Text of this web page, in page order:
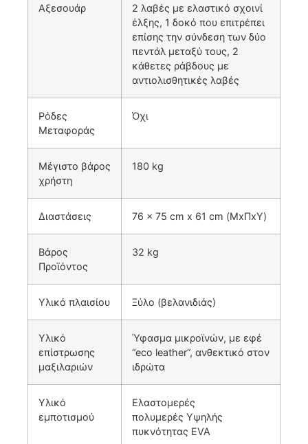
Αξεσουάρ
2 λαβές με ελαστικό σχοινί
έλξης, 1 δοκό που επιτρέπει
επίσης την σύνδεση των δύο
πεντάλ μεταξύ τους, 2
κάθετες ράβδους με
αντιολισθητικές λαβές
Ρόδες
Μεταφοράς
Όχι
Μέγιστο βάρος
χρήστη
180 kg
Διαστάσεις 76 x 75 cm x 61 cm (ΜxΠxΥ)
Βάρος
Προϊόντος
32 kg
Υλικό πλαισίου Ξύλο (βελανιδιάς)
Υλικό
επίστρωσης
μαξιλαριών
Ύφασμα μικροϊνών, με εφέ
“eco leather”, ανθεκτικό στον
ιδρώτα
Υλικό
εμποτισμού
Ελαστομερές
πολυμερές Υψηλής
πυκνότητας EVA